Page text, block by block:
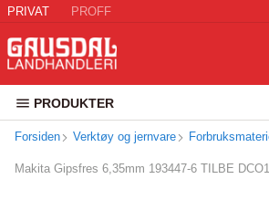
PRIVAT PROFF
PRODUKTER
Forsiden Verktøy og jernvare
Makita Gipsfres 6,35mm 193447-6 TILBE